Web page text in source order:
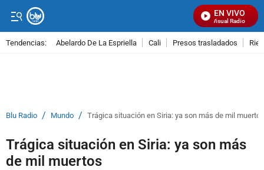
EN VIVO
Señal Visual Radio
Tendencias: Abelardo De La Espriella Cali Presos trasladados
Blu Radio / Mundo / Trágica situación en Siria: ya son más de mil muertos
Trágica situación en Siria: ya son más
de mil muertos